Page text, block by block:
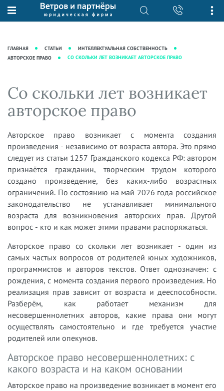
О нас
Рекомендации
Преимущества юридической
фирмы
Кейсы
Вакансии
Юридические услуги
Интеллектуальная собственность
Налоговая практика
Сопровождение бизнеса
Ведение уголовных дел
Защита активов
Ведение дел о банкротстве
База знаний
практики"
Новости
Аудиоподкасты
Видеоподкасты
Справочная
Вопросы-ответы
Вебинары и семинары
Прямые эфиры
ГЛАВНАЯ СТАТЬИ
ИНТЕЛЛЕКТУАЛЬНАЯ СОБСТВЕННОСТЬ
АВТОРСКОЕ ПРАВО
СО СКОЛЬКИ ЛЕТ ВОЗНИКАЕТ АВТОРСКОЕ ПРАВО
Со скольки лет возникает
авторское право
Авторское право возникает с момента создания
произведения - независимо от возраста автора. Это прямо
следует из статьи 1257 Гражданского кодекса РФ: автором
признаётся гражданин, творческим трудом которого
создано произведение, без каких-либо возрастных
ограничений. По состоянию на май 2026 года российское
законодательство не устанавливает минимального
возраста для возникновения авторских прав. Другой
вопрос - кто и как может этими правами распоряжаться.
Авторское право со скольки лет возникает - один из
самых частых вопросов от родителей юных художников,
программистов и авторов текстов. Ответ однозначен: с
рождения, с момента создания первого произведения. Но
реализация прав зависит от возраста и дееспособности.
Разберём, как работает механизм для
несовершеннолетних авторов, какие права они могут
осуществлять самостоятельно и где требуется участие
родителей или опекунов.
Авторское право несовершеннолетних: с
какого возраста и на каком основании
Авторское право на произведение возникает в момент его